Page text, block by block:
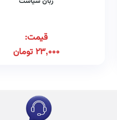
قیمت:
23,000تومان